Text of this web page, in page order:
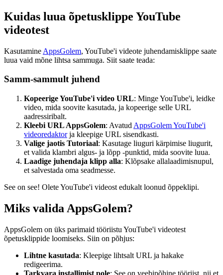
Kuidas luua õpetusklippe YouTube
videotest
Kasutamine AppsGolem, YouTube'i videote juhendamisklippe saate
luua vaid mõne lihtsa sammuga. Siit saate teada:
Samm-sammult juhend
Kopeerige YouTube'i video URL: Minge YouTube'i, leidke
video, mida soovite kasutada, ja kopeerige selle URL
aadressiribalt.
Kleebi URL AppsGolem: Avatud AppsGolem YouTube'i
videoredaktorja kleepige URL sisendkasti.
Valige jaotis Tutoriaal: Kasutage liuguri kärpimise liugurit,
et valida klambri algus- ja lõpp -punktid, mida soovite luua.
Laadige juhendaja klipp alla: Klõpsake allalaadimisnupul,
et salvestada oma seadmesse.
See on see! Olete YouTube'i videost edukalt loonud õppeklipi.
Miks valida AppsGolem?
AppsGolem on üks parimaid tööriistu YouTube'i videotest
õpetusklippide loomiseks. Siin on põhjus:
Lihtne kasutada: Kleepige lihtsalt URL ja hakake
redigeerima.
Tarkvara installimist pole: See on veebipõhine tööriist, nii et